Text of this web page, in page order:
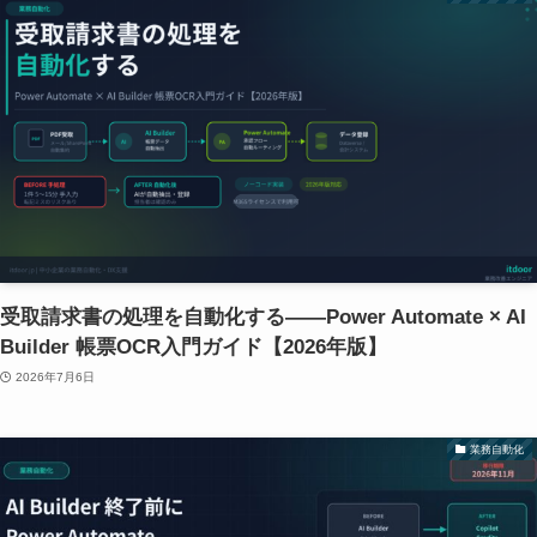
受取請求書の処理を自動化する——Power Automate × AI
Builder 帳票OCR入門ガイド【2026年版】
2026年7月6日
業務自動化